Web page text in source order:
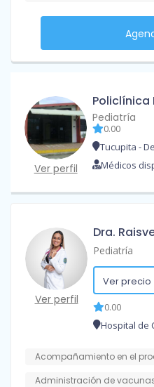
Ver perfil
Policlínica
Pediatría
0.00
Tucupita -
Médicos
Ver perfil
Dra.
Pediatría
Ver precio
0.00
Hospital de
Acompañamiento en el
Administración de